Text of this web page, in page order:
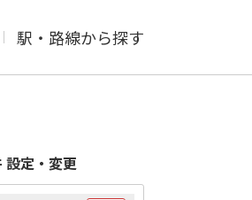
駅・路線から探す
設定・変更